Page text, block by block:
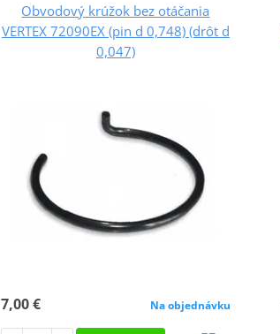
Obvodový krúžok bez otáčania
VERTEX 72090EX (pin d 0,748) (drôt d
0,047)
7,00 € Na objednávku